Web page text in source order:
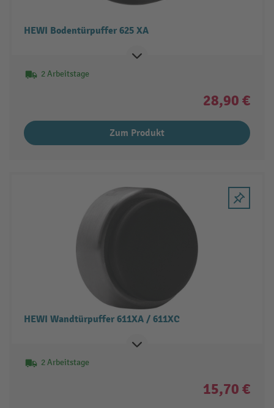
HEWI Bodentürpuffer 625 XA
2 Arbeitstage
28,90 €
Zum Produkt
HEWI Wandtürpuffer 611XA / 611XC
2 Arbeitstage
15,70 €